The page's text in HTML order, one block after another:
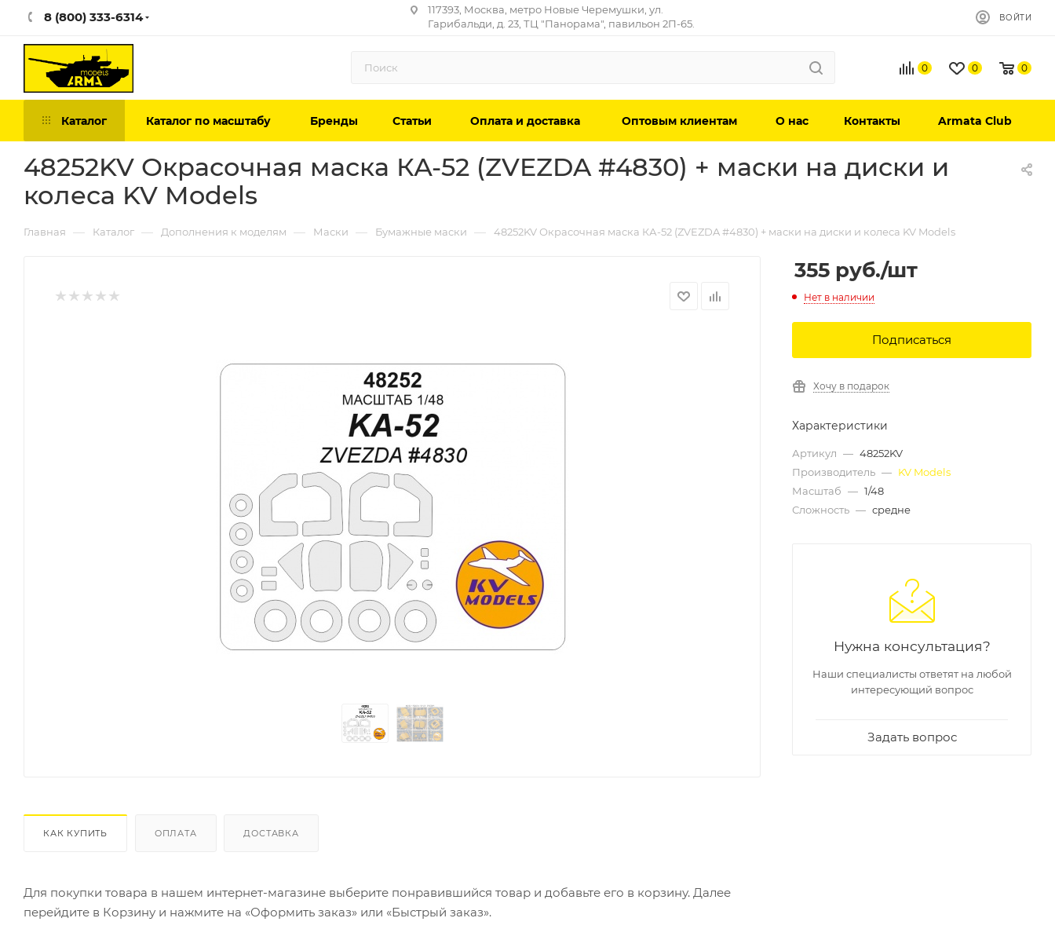
8 (800) 333-6314
117393, Москва, метро Новые Черемушки, ул.
Гарибальди, д. 23, ТЦ "Панорама", павильон 2П-65.
ВОЙТИ
0 0 0
Каталог Каталог по масштабу Бренды Статьи Оплата и доставка Оптовым клиентам О нас Контакты Armata Club
48252KV Окрасочная маска КА-52 (ZVEZDA #4830) + маски на диски и
колеса KV Models
Главная — Каталог — Дополнения к моделям — Маски — Бумажные маски — 48252KV Окрасочная маска КА-52 (ZVEZDA #4830) + маски на диски и колеса KV Models
КАК КУПИТЬ ОПЛАТА ДОСТАВКА
Для покупки товара в нашем интернет-магазине выберите понравившийся товар и добавьте его в корзину. Далее
перейдите в Корзину и нажмите на «Оформить заказ» или «Быстрый заказ».
355 руб./шт
Нет в наличии
Подписаться
Хочу в подарок
Характеристики
Артикул — 48252KV
Производитель — KV Models
Масштаб — 1/48
Сложность — средне
Нужна консультация?
Наши специалисты ответят на любой
интересующий вопрос
Задать вопрос